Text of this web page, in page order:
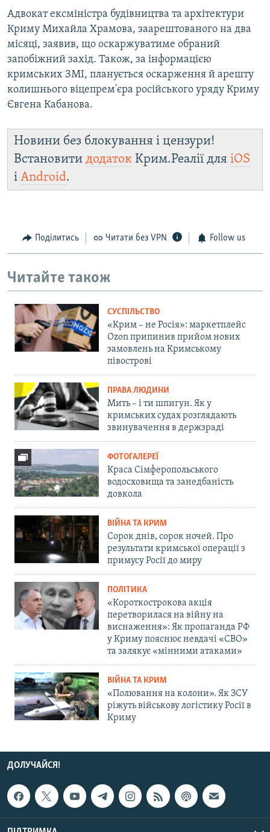
Адвокат ексміністра будівництва та архітектури
Криму Михайла Храмова, заарештованого на два
місяці, заявив, що оскаржуватиме обраний
запобіжний захід. Також, за інформацією
кримських ЗМІ, планується оскарження й арешту
колишнього віцепрем'єра російського уряду Криму
Євгена Кабанова.
Новини без блокування і цензури!
Встановити додаток Крим.Реалії для iOS
і Android.
Поділитись Читати без VPN Follow us
Читайте також
СУСПІЛЬСТВО
«Крим – не Росія»: маркетплейс
Ozon припинив прийом нових
замовлень на Кримському
півострові
ПРАВА ЛЮДИНИ
Мить – і ти шпигун. Як у
кримських судах розглядають
звинувачення в держзраді
ФОТОГАЛЕРЕЇ
Краса Сімферопольського
водосховища та занедбаність
довкола
ВІЙНА ТА КРИМ
Сорок днів, сорок ночей. Про
результати кримської операції з
примусу Росії до миру
ПОЛІТИКА
«Короткострокова акція
перетворилася на війну на
виснаження»: Як пропаганда РФ
у Криму пояснює невдачі «СВО»
та залякує «мінними атаками»
ВІЙНА ТА КРИМ
«Полювання на колони». Як ЗСУ
ріжуть військову логістику Росії в
Криму
ДОЛУЧАЙСЯ!